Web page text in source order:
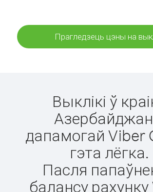
Прагледзець цэны на
Выклікі ў
дапамогай
гэта лёгка.
Пасля
балансу